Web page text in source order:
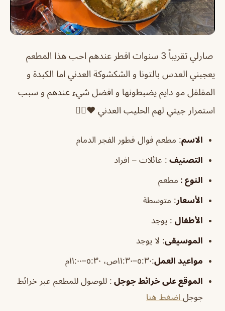
صارلي تقريباً 3 سنوات افطر عندهم احب هذا المطعم
يعجبني العدس بالتونا و الشكشوكة العدني اما الكبدة و
المقلقل مو دايم يضبطونها و افضل شيء عندهم و سبب
استمرار جيتي لهم الحليب العدني ❤️👍🏼
الاسم: مطعم فوال فطور الفجر الدمام
التصنيف : عائلات – افراد
النوع : مطعم
الأسعار: متوسطة
الأطفال : يوجد
الموسيقى: لا يوجد
مواعيد العمل:٥:٣٠–١١:٣٠ص، ٥:٣٠–١١:٠٠م
الموقع على خرائط جوجل : للوصول للمطعم عبر خرائط
جوجل اضغط هنا